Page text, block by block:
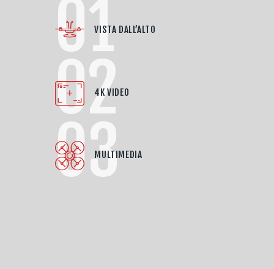
01VISTA DALL’ALTO
02
4K VIDEO
03MULTIMEDIA